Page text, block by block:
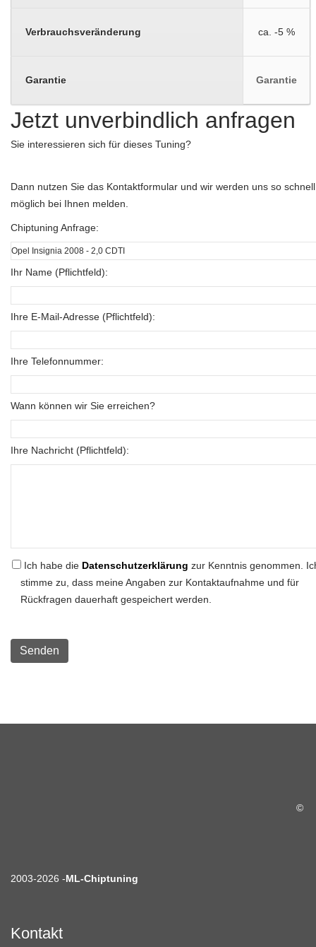
Verbrauchsveränderung ca. -5 %
Garantie Garantie
Jetzt unverbindlich anfragen
Sie interessieren sich für dieses Tuning?
Dann nutzen Sie das Kontaktformular und wir werden uns so
möglich bei Ihnen melden.
Chiptuning Anfrage:
Ihr Name (Pflichtfeld):
Ihre E-Mail-Adresse (Pflichtfeld):
Ihre Telefonnummer:
Wann können wir Sie erreichen?
Ihre Nachricht (Pflichtfeld):
Ich habe die Datenschutzerklärung zur Kenntnis genommen.
stimme zu, dass meine Angaben zur Kontaktaufnahme und für
Rückfragen dauerhaft gespeichert werden.
©
2003-2026 -ML-Chiptuning
Kontakt